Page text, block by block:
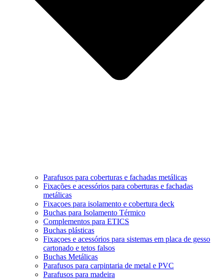
Parafusos para coberturas e fachadas metálicas
Fixações e acessórios para coberturas e fachadas
metálicas
Fixaçoes para isolamento e cobertura deck
Buchas para Isolamento Térmico
Complementos para ETICS
Buchas plásticas
Fixaçoes e acessórios para sistemas em placa de gesso
cartonado e tetos falsos
Buchas Metálicas
Parafusos para carpintaria de metal e PVC
Parafusos para madeira